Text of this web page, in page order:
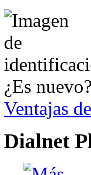
¿Es nuevo?
Ventajas
Dialnet